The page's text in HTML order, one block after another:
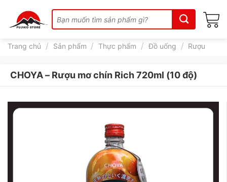
content
kiếm:
Trang chủ / Sản phẩm / Thực phẩm / Đồ uống / Rượu
CHOYA – Rượu mơ chín Rich 720ml (10 độ)